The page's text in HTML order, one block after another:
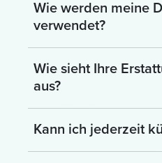
Wie werden meine
verwendet?
Wie sieht Ihre
aus?
Kann ich jederzeit